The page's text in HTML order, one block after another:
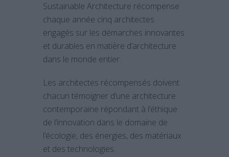
Sustainable Architecture récompense
chaque année cinq architectes
engagés sur les démarches innovantes
et durables en matière d’architecture
dans le monde entier.
Les architectes récompensés doivent
chacun témoigner d’une architecture
contemporaine répondant à l’éthique
de l’innovation dans le domaine de
l’écologie, des énergies, des matériaux
et des technologies.